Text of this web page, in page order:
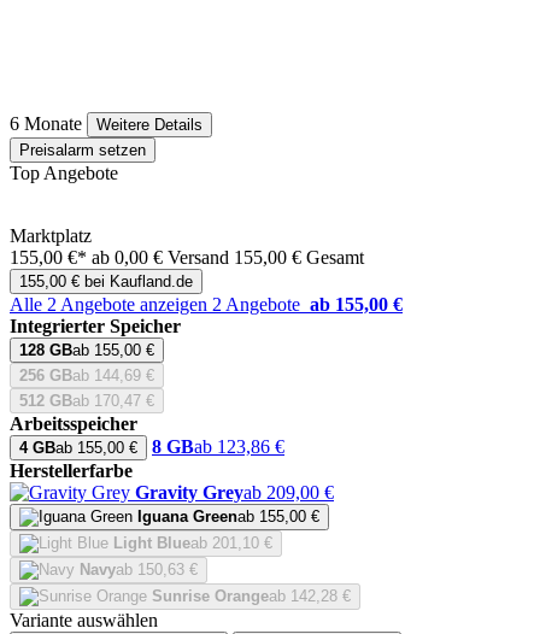
6 Monate
Weitere Details
Preisalarm setzen
Top Angebote
Marktplatz
155,00 €* ab 0,00 € Versand 155,00 € Gesamt
155,00 € bei Kaufland.de
Alle 2 Angebote anzeigen 2 Angebote ab 155,00 €
Integrierter Speicher
128 GBab 155,00 €
256 GBab 144,69 €
512 GBab 170,47 €
Arbeitsspeicher
4 GBab 155,00 € 8 GBab 123,86 €
Herstellerfarbe
Gravity Greyab 209,00 €
Iguana Greenab 155,00 €
Light Blueab 201,10 €
Navyab 150,63 €
Sunrise Orangeab 142,28 €
Variante auswählen